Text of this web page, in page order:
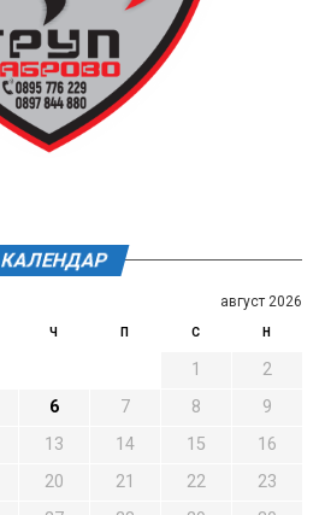
КАЛЕНДАР
август 2026
Ч П С Н
1
2
6 7 8
9
13 14 15
16
20 21 22
23